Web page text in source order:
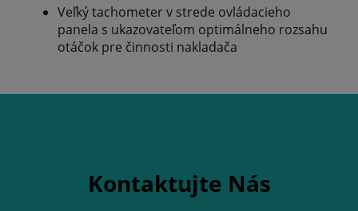
Veľký tachometer v strede ovládacieho
panela s ukazovateľom optimálneho rozsahu
otáčok pre činnosti nakladača
Kontaktujte Nás